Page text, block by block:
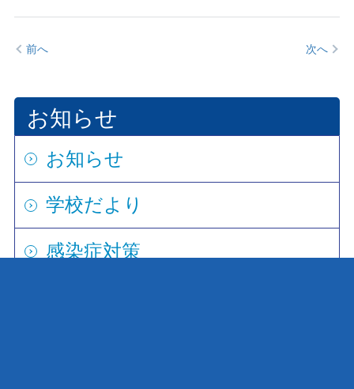
前へ 次へ
お知らせ
お知らせ
学校だより
感染症対策